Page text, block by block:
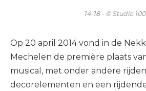
14-18 - © Studio 100
Op 20 april 2014 vond in de
Mechelen de première plaats
musical, met onder andere
decorelementen en een